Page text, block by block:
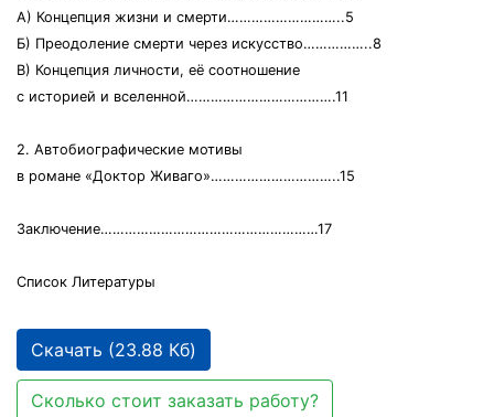
А) Концепция жизни и смерти………………………..5
Б) Преодоление смерти через искусство……………..8
В) Концепция личности, её соотношение
с историей и вселенной……………………………….11
2. Автобиографические мотивы
в романе «Доктор Живаго»…………………………..15
Заключение………………………………………………17
Список Литературы
Скачать (23.88 Кб)
Сколько стоит заказать работу?